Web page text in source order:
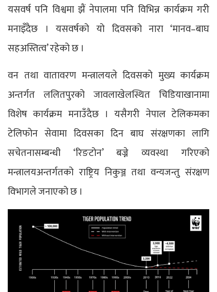
यसवर्ष पनि विश्वमा झैं नेपालमा पनि विभिन्न कार्यक्रम गरी
मनाइँदैछ । यसवर्षको यो दिवसको नारा ‘मानव–बाघ
सहअस्तित्व’ रहेको छ ।
वन तथा वातावरण मन्त्रालयले दिवसको मुख्य कार्यक्रम
अन्तर्गत ललितपुरको जावलाखेलस्थित चिडियाखानामा
विशेष कार्यक्रम मनाउँदैछ । यसैगरी नेपाल टेलिकमका
टेलिफोन सेवामा दिवसका दिन बाघ संरक्षणका लागि
सचेतनासम्बन्धी ‘रिङटोन’ बज्ने व्यवस्था गरिएको
मन्त्रालयअन्तर्गतको राष्ट्रिय निकुञ्ज तथा वन्यजन्तु संरक्षण
विभागले जनाएको छ ।